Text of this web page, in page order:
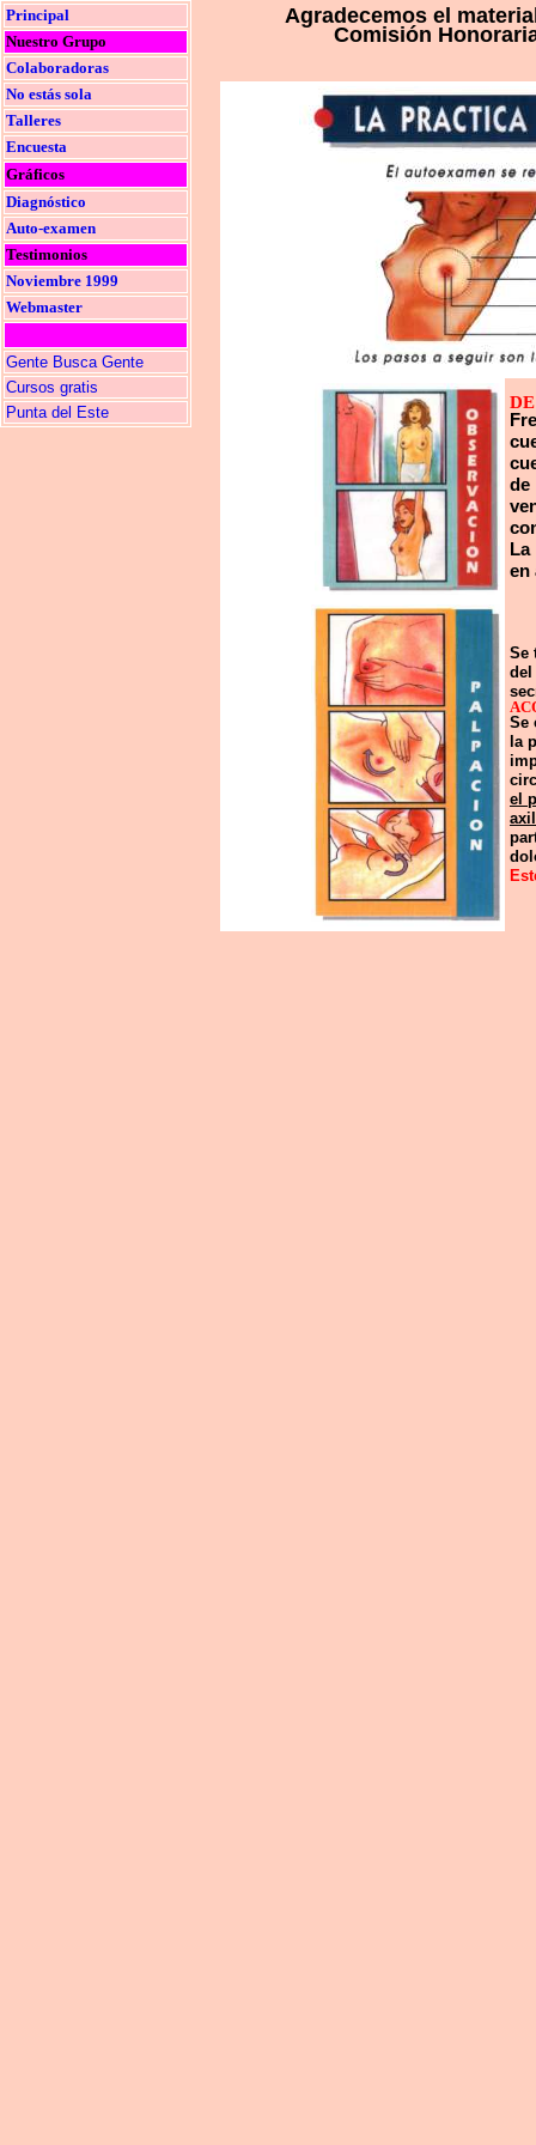
Principal
Nuestro Grupo
Colaboradoras
No estás sola
Talleres
Encuesta
Gráficos
Diagnóstico
Auto-examen
Testimonios
Noviembre 1999
Webmaster
Gente Busca Gente
Cursos gratis
Punta del Este
Agradecemos el
Comisión
de
en
Se
del
Se
la
el